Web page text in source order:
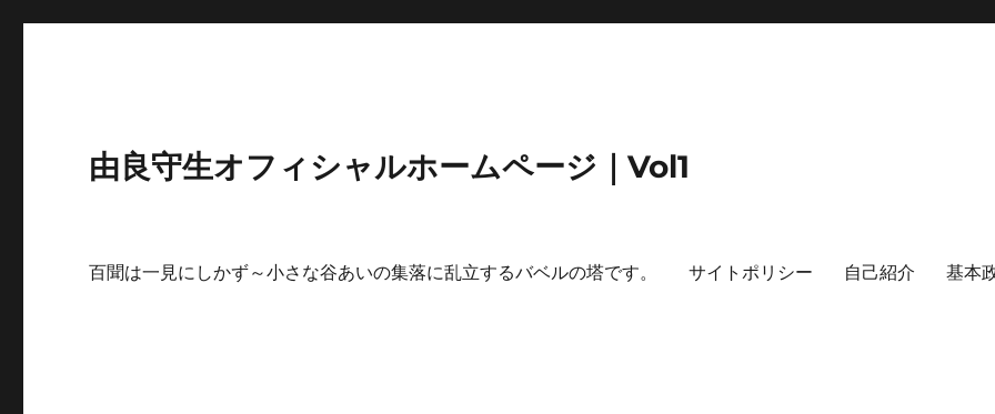
由良守生オフィシャルホームページ｜Vol1
百聞は一見にしかず～小さな谷あいの集落に乱立するバベルの塔です。 サイトポリシー 自己紹介 基本